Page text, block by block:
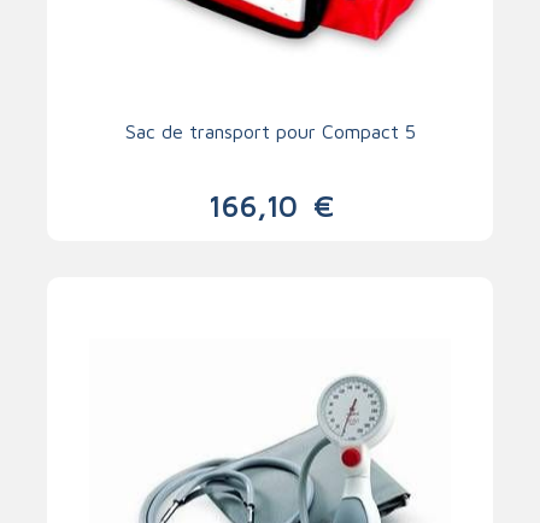
Sac de transport pour Compact 5
166,10 €